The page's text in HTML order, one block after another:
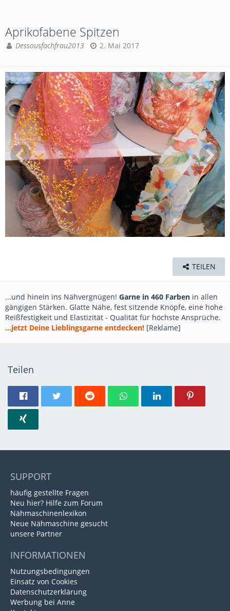
Aprikofabene Spitzen
Dessousfachfrau2013 2. Mai 2017
TEILEN
...und hinein ins Nähvergnügen! Garne in 460 Farben in allen
gängigen Stärken. Glatte Nähe, fest sitzende Knöpfe, eine hohe
Reißfestigkeit und Elastizität - Qualität für höchste Ansprüche.
...jetzt Deine Lieblingsgarne entdecken! [Reklame]
Teilen
SUPPORT
häufig gestellte Fragen
Neu hier? Hilfe zum Forum
Nähmaschinenlexikon
Neue Nähmaschine gesucht
unsere Partner
INFORMATIONEN
Nutzungsbedingungen
Einsatz von Cookies
Datenschutzerklärung
Werbung bei Anne